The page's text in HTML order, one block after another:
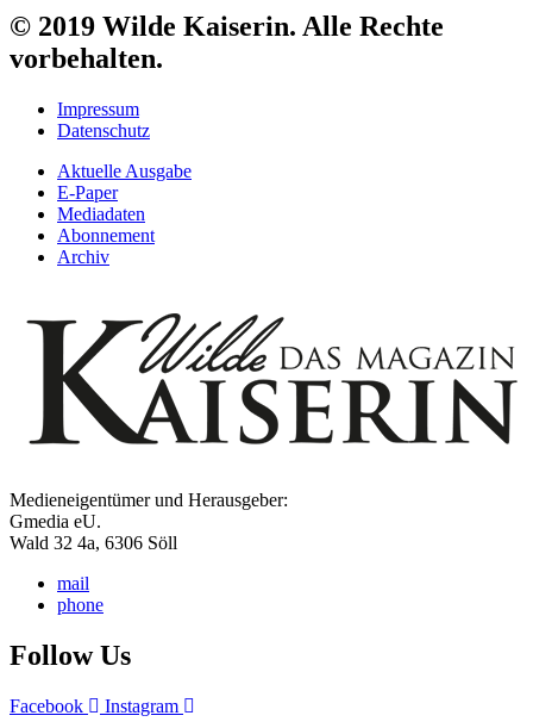
© 2019 Wilde Kaiserin. Alle Rechte
vorbehalten.
Impressum
Datenschutz
Aktuelle Ausgabe
E-Paper
Mediadaten
Abonnement
Archiv
Medieneigentümer und Herausgeber:
Gmedia eU.
Wald 32 4a, 6306 Söll
mail
phone
Follow Us
Facebook Instagram